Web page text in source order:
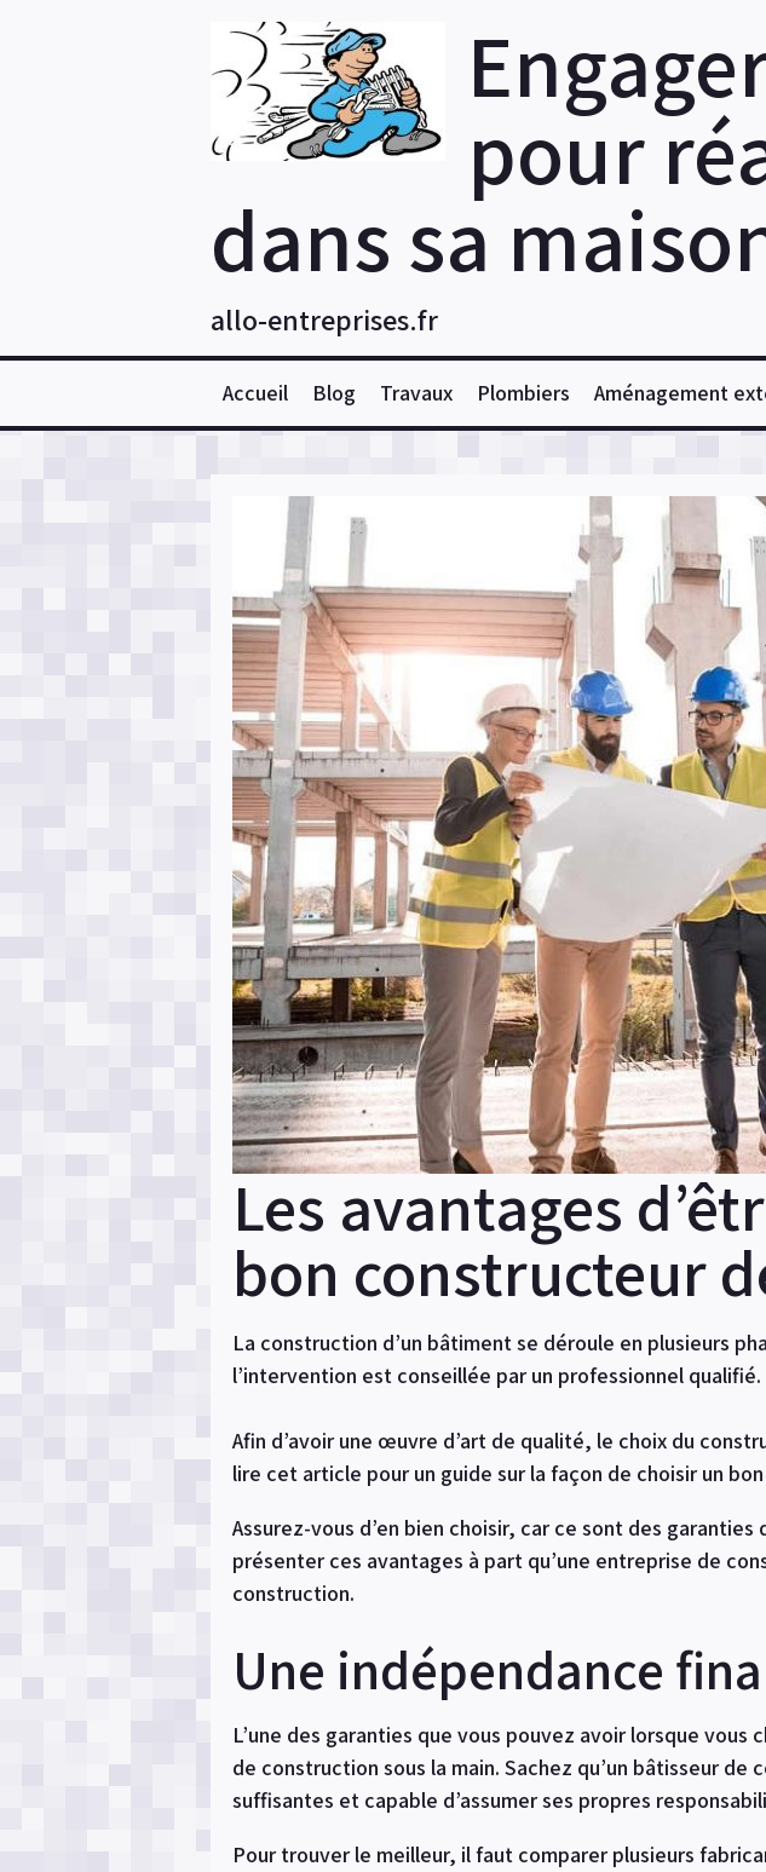
pour
dans sa
allo-entreprises.fr
Accueil Blog Travaux Plombiers Aménagement
Les avantages
bon constructeur
La construction d’un bâtiment se déroule en plusieurs
l’intervention est conseillée par un professionnel qualifié.
Afin d’avoir une œuvre d’art de qualité, le choix du
lire cet article pour un guide sur la façon de choisir un
Assurez-vous d’en bien choisir, car ce sont des
présenter ces avantages à part qu’une entreprise de
construction.
Une indépendance
L’une des garanties que vous pouvez avoir lorsque vous
de construction sous la main. Sachez qu’un bâtisseur
suffisantes et capable d’assumer ses propres
Pour trouver le meilleur, il faut comparer plusieurs